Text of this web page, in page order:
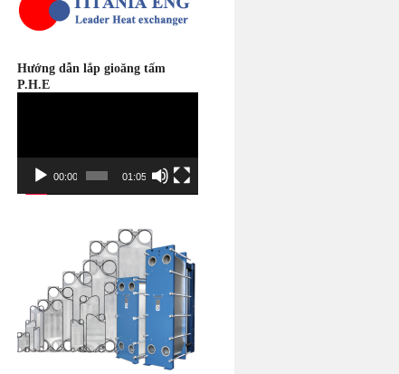
Hướng dẫn lắp gioăng tấm
P.H.E
00:00 01:05